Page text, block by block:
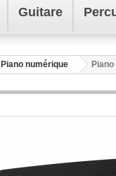
Guitare
Piano numérique Piano